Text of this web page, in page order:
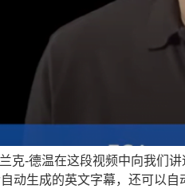
-德温在这段视频中向我们讲
动生成的英文字幕，还可以自